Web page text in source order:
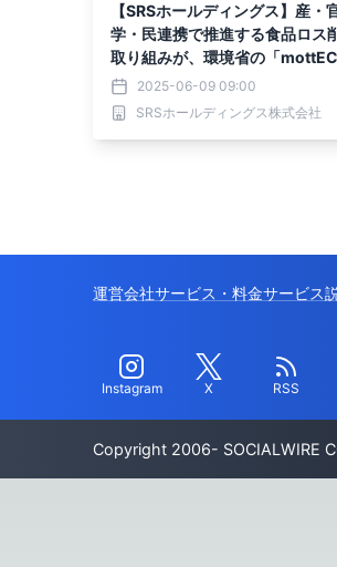
【SRSホールディングス】産・
学・民連携で推進する食品ロス
取り組みが、環境省の「
ッテコ)導入モデル事業」に採択
2025-06-09 09:00
SRSホールディングス株式会社
運営会社サービス・料金サービス
Instagram X RSS
Copyright 2006- SOCIALWIRE